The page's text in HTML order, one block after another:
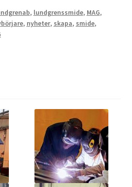
, lundgrenssmide, MAG,
, nyheter, skapa, smide,